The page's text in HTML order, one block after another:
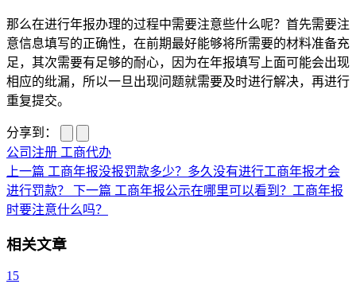
那么在进行年报办理的过程中需要注意些什么呢？首先需要注
意信息填写的正确性，在前期最好能够将所需要的材料准备充
足，其次需要有足够的耐心，因为在年报填写上面可能会出现
相应的纰漏，所以一旦出现问题就需要及时进行解决，再进行
重复提交。
分享到：
公司注册 工商代办
上一篇 工商年报没报罚款多少？多久没有进行工商年报才会
进行罚款？
下一篇 工商年报公示在哪里可以看到？工商年报
时要注意什么吗？
相关文章
15